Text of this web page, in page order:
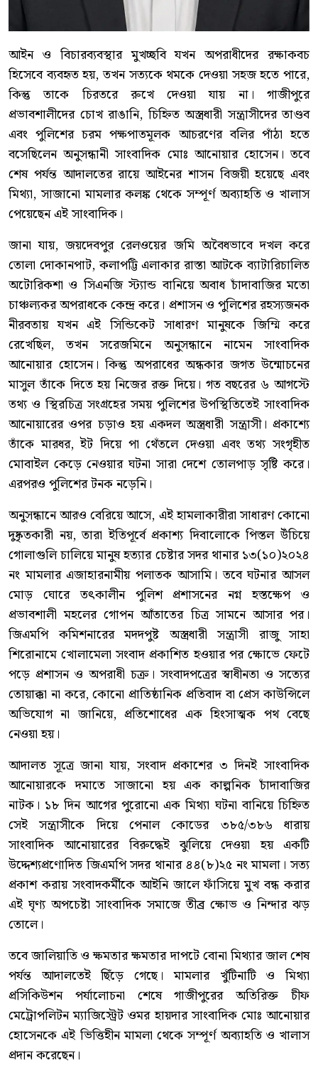
আইন ও বিচারব্যবস্থার মুখচ্ছবি যখন অপরাধীদের রক্ষাকবচ
হিসেবে ব্যবহৃত হয়, তখন সত্যকে থমকে দেওয়া সহজ হতে পারে,
কিন্তু তাকে চিরতরে রুখে দেওয়া যায় না। গাজীপুরে
প্রভাবশালীদের চোখ রাঙানি, চিহ্নিত অস্ত্রধারী সন্ত্রাসীদের তাণ্ডব
এবং পুলিশের চরম পক্ষপাতমূলক আচরণের বলির পাঁঠা হতে
বসেছিলেন অনুসন্ধানী সাংবাদিক মোঃ আনোয়ার হোসেন। তবে
শেষ পর্যন্ত আদালতের রায়ে আইনের শাসন বিজয়ী হয়েছে এবং
মিথ্যা, সাজানো মামলার কলঙ্ক থেকে সম্পূর্ণ অব্যাহতি ও খালাস
পেয়েছেন এই সাংবাদিক।
জানা যায়, জয়দেবপুর রেলওয়ের জমি অবৈধভাবে দখল করে
তোলা দোকানপাট, কলাপট্টি এলাকার রাস্তা আটকে ব্যাটারিচালিত
অটোরিকশা ও সিএনজি স্ট্যান্ড বানিয়ে অবাধ চাঁদাবাজির মতো
চাঞ্চল্যকর অপরাধকে কেন্দ্র করে। প্রশাসন ও পুলিশের রহস্যজনক
নীরবতায় যখন এই সিন্ডিকেট সাধারণ মানুষকে জিম্মি করে
রেখেছিল, তখন সরেজমিনে অনুসন্ধানে নামেন সাংবাদিক
আনোয়ার হোসেন। কিন্তু অপরাধের অন্ধকার জগত উন্মোচনের
মাসুল তাঁকে দিতে হয় নিজের রক্ত দিয়ে। গত বছরের ৬ আগস্টে
তথ্য ও স্থিরচিত্র সংগ্রহের সময় পুলিশের উপস্থিতিতেই সাংবাদিক
আনোয়ারের ওপর চড়াও হয় একদল অস্ত্রধারী সন্ত্রাসী। প্রকাশ্যে
তাঁকে মারধর, ইট দিয়ে পা থেঁতলে দেওয়া এবং তথ্য সংগৃহীত
মোবাইল কেড়ে নেওয়ার ঘটনা সারা দেশে তোলপাড় সৃষ্টি করে।
এরপরও পুলিশের টনক নড়েনি।
অনুসন্ধানে আরও বেরিয়ে আসে, এই হামলাকারীরা সাধারণ কোনো
দুষ্কৃতকারী নয়, তারা ইতিপূর্বে প্রকাশ্য দিবালোকে পিস্তল উঁচিয়ে
গোলাগুলি চালিয়ে মানুষ হত্যার চেষ্টার সদর থানার ১৩(১০)২০২৪
নং মামলার এজাহারনামীয় পলাতক আসামি। তবে ঘটনার আসল
মোড় ঘোরে তৎকালীন পুলিশ প্রশাসনের নগ্ন হস্তক্ষেপ ও
প্রভাবশালী মহলের গোপন আঁতাতের চিত্র সামনে আসার পর।
জিএমপি কমিশনারের মদদপুষ্ট অস্ত্রধারী সন্ত্রাসী রাজু সাহা
শিরোনামে খোলামেলা সংবাদ প্রকাশিত হওয়ার পর ক্ষোভে ফেটে
পড়ে প্রশাসন ও অপরাধী চক্র। সংবাদপত্রের স্বাধীনতা ও সত্যের
তোয়াক্কা না করে, কোনো প্রাতিষ্ঠানিক প্রতিবাদ বা প্রেস কাউন্সিলে
অভিযোগ না জানিয়ে, প্রতিশোধের এক হিংসাত্মক পথ বেছে
নেওয়া হয়।
আদালত সূত্রে জানা যায়, সংবাদ প্রকাশের ৩ দিনই সাংবাদিক
আনোয়ারকে দমাতে সাজানো হয় এক কাল্পনিক চাঁদাবাজির
নাটক। ১৮ দিন আগের পুরোনো এক মিথ্যা ঘটনা বানিয়ে চিহ্নিত
সেই সন্ত্রাসীকে দিয়ে পেনাল কোডের ৩৮৫/৩৮৬ ধারায়
সাংবাদিক আনোয়ারের বিরুদ্ধেই ঝুলিয়ে দেওয়া হয় একটি
উদ্দেশ্যপ্রণোদিত জিএমপি সদর থানার ৪৪(৮)২৫ নং মামলা। সত্য
প্রকাশ করায় সংবাদকর্মীকে আইনি জালে ফাঁসিয়ে মুখ বন্ধ করার
এই ঘৃণ্য অপচেষ্টা সাংবাদিক সমাজে তীব্র ক্ষোভ ও নিন্দার ঝড়
তোলে।
তবে জালিয়াতি ও ক্ষমতার ক্ষমতার দাপটে বোনা মিথ্যার জাল শেষ
পর্যন্ত আদালতেই ছিঁড়ে গেছে। মামলার খুঁটিনাটি ও মিথ্যা
প্রসিকিউশন পর্যালোচনা শেষে গাজীপুরের অতিরিক্ত চীফ
মেট্রোপলিটন ম্যাজিস্ট্রেট ওমর হায়দার সাংবাদিক মোঃ আনোয়ার
হোসেনকে এই ভিত্তিহীন মামলা থেকে সম্পূর্ণ অব্যাহতি ও খালাস
প্রদান করেছেন।